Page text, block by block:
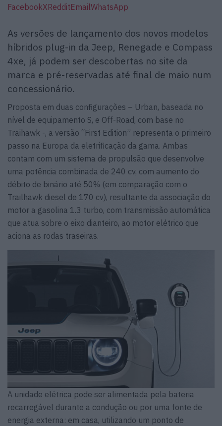
FacebookXRedditEmailWhatsApp
As versões de lançamento dos novos modelos
híbridos plug-in da Jeep, Renegade e Compass
4xe, já podem ser descobertas no site da
marca e pré-reservadas até final de maio num
concessionário.
Proposta em duas configurações – Urban, baseada no
nível de equipamento S, e Off-Road, com base no
Traihawk -, a versão “First Edition” representa o primeiro
passo na Europa da eletrificação da gama. Ambas
contam com um sistema de propulsão que desenvolve
uma potência combinada de 240 cv, com aumento do
débito de binário até 50% (em comparação com o
Trailhawk diesel de 170 cv), resultante da associação do
motor a gasolina 1.3 turbo, com transmissão automática
que atua sobre o eixo dianteiro, ao motor elétrico que
aciona as rodas traseiras.
A unidade elétrica pode ser alimentada pela bateria
recarregável durante a condução ou por uma fonte de
energia externa: em casa, utilizando um ponto de